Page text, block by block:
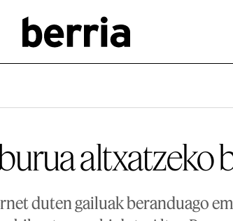
altxatzeko
duten gailuak beranduago